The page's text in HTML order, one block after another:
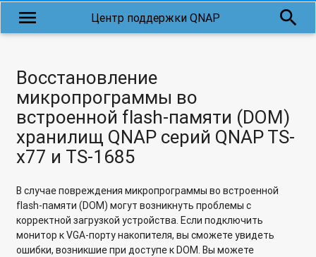
menu Центр поддержки QNAP search
Восстановление
микропрограммы во
встроенной flash-памяти (DOM)
хранилищ QNAP серий QNAP TS-
x77 и TS-1685
В случае повреждения микропрограммы во встроенной
flash-памяти (DOM) могут возникнуть проблемы с
корректной загрузкой устройства. Если подключить
монитор к VGA-порту накопителя, вы сможете увидеть
ошибки, возникшие при доступе к DOM. Вы можете